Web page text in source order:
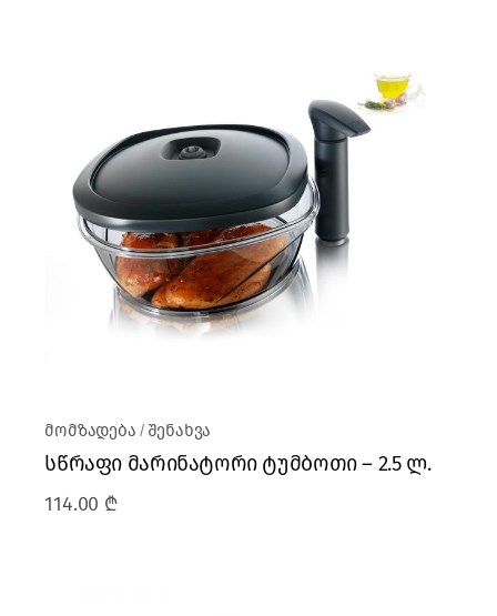
მომზადება შენახვა
სწრაფი მარინატორი ტუმბოთი – 2.5 ლ.
114.00 ₾